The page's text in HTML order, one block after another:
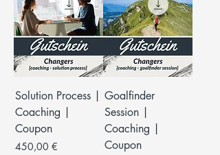
Solution Process |
Coaching |
Coupon
Preis
450,00 €
Goalfinder
Session |
Coaching |
Coupon